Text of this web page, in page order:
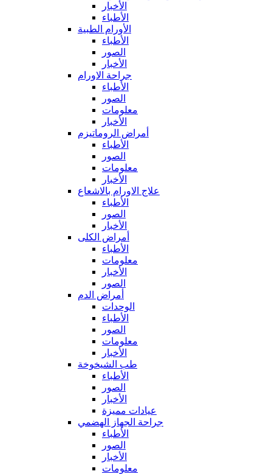
الأخبار
الأطباء
الأورام الطبية
الأطباء
الصور
الأخبار
جراحة الاورام
الأطباء
الصور
معلومات
الأخبار
أمراض الروماتيزم
الأطباء
الصور
معلومات
الأخبار
علاج الاورام بالاشعاع
الأطباء
الصور
الأخبار
أمراض الكلى
الأطباء
معلومات
الأخبار
الصور
أمراض الدم
الوحدات
الأطباء
الصور
معلومات
الأخبار
طب الشيخوخة
الأطباء
الصور
الأخبار
عيادات مميزة
جراحة الجهاز الهضمي
الأطباء
الصور
الأخبار
معلومات